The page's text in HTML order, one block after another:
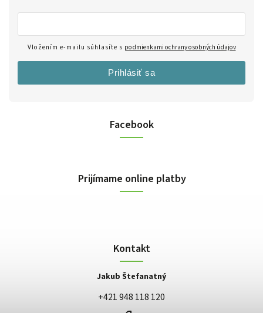
Facebook
Prijímame online platby
Kontakt
Jakub Štefanatný
+421 948 118 120
Vložením e-mailu súhlasíte s podmienkami ochrany osobných údajov
Prihlásiť sa